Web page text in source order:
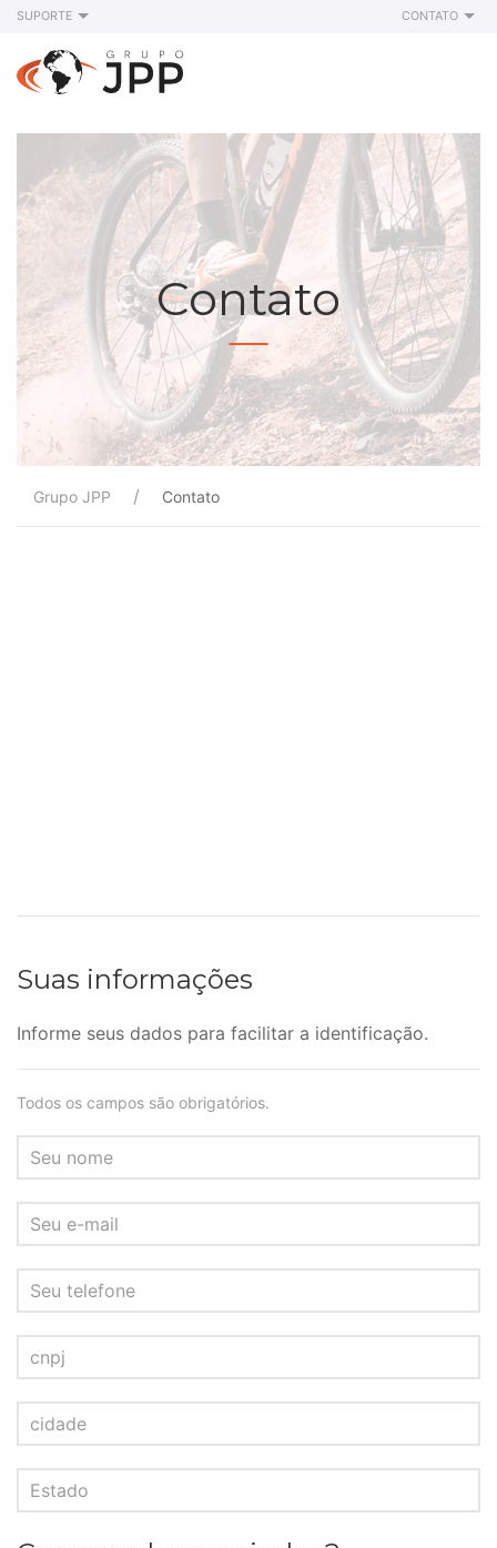
SUPORTE CONTATO
Contato
Grupo JPP Contato
Suas informações
Informe seus dados para facilitar a identificação.
Todos os campos são obrigatórios.